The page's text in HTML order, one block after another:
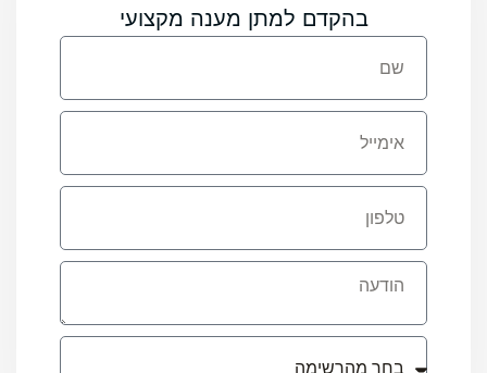
בהקדם למתן מענה מקצועי